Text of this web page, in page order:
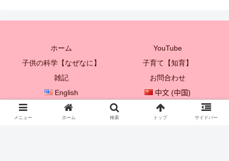
ホーム
YouTube
子供の科学【なぜなに】
子育て【知育】
雑記
お問合わせ
English
中文 (中国)
한국어
メニュー ホーム 検索 トップ サイドバー